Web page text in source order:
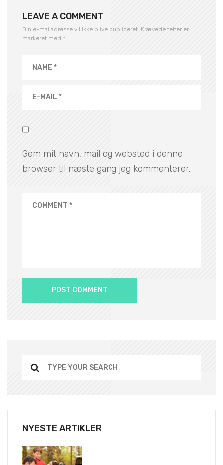
LEAVE A COMMENT
Din e-mailadresse vil ikke blive publiceret. Krævede felter er
markeret med *
Gem mit navn, mail og websted i denne
browser til næste gang jeg kommenterer.
NYESTE ARTIKLER